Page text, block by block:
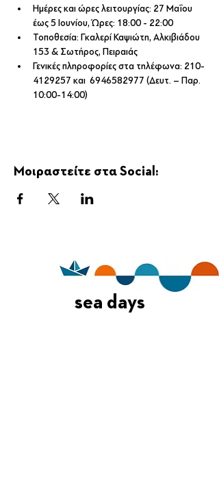
Ημέρες και ώρες λειτουργίας: 27 Μαΐου
έως 5 Ιουνίου, Ώρες: 18:00 - 22:00
Τοποθεσία: Γκαλερί Καψιώτη, Αλκιβιάδου
153 & Σωτήρος, Πειραιάς
Γενικές πληροφορίες στα τηλέφωνα: 210-
4129257 και  6946582977 (Δευτ. – Παρ.
10:00-14:00)
Μοιραστείτε στα Social:
sea days